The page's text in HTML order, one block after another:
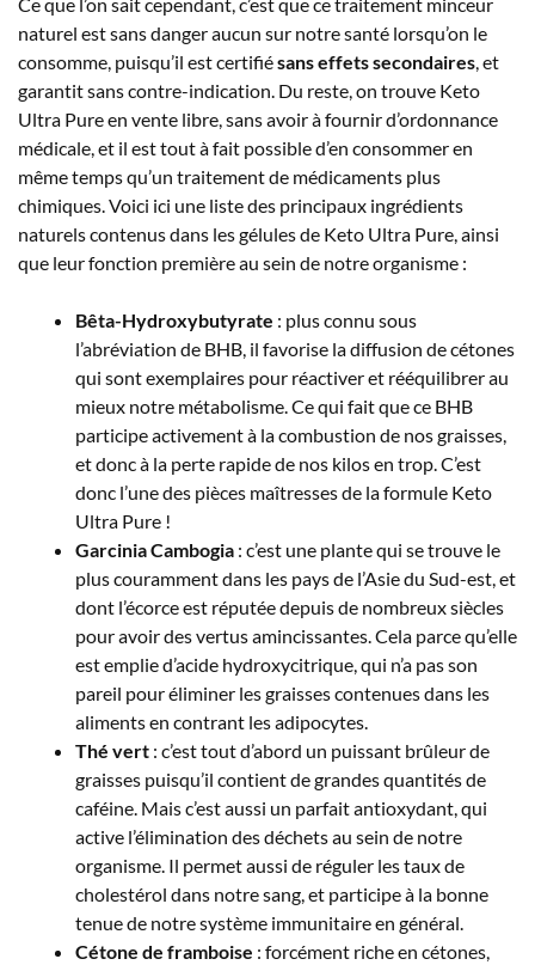
Ce que l’on sait cependant, c’est que ce traitement minceur
naturel est sans danger aucun sur notre santé lorsqu’on le
consomme, puisqu’il est certifiésans effets secondaires, et
garantit sans contre-indication. Du reste, on trouve Keto
Ultra Pure en vente libre, sans avoir à fournir d’ordonnance
médicale, et il est tout à fait possible d’en consommer en
même temps qu’un traitement de médicaments plus
chimiques. Voici ici une liste des principaux ingrédients
naturels contenus dans les gélules de Keto Ultra Pure, ainsi
que leur fonction première au sein de notre organisme :
Bêta-Hydroxybutyrate : plus connu sous
l’abréviation de BHB, il favorise la diffusion de cétones
qui sont exemplaires pour réactiver et rééquilibrer au
mieux notre métabolisme. Ce qui fait que ce BHB
participe activement à la combustion de nos graisses,
et donc à la perte rapide de nos kilos en trop. C’est
donc l’une des pièces maîtresses de la formule Keto
Ultra Pure !
Garcinia Cambogia : c’est une plante qui se trouve le
plus couramment dans les pays de l’Asie du Sud-est, et
dont l’écorce est réputée depuis de nombreux siècles
pour avoir des vertus amincissantes. Cela parce qu’elle
est emplie d’acide hydroxycitrique, qui n’a pas son
pareil pour éliminer les graisses contenues dans les
aliments en contrant les adipocytes.
Thé vert : c’est tout d’abord un puissant brûleur de
graisses puisqu’il contient de grandes quantités de
caféine. Mais c’est aussi un parfait antioxydant, qui
active l’élimination des déchets au sein de notre
organisme. Il permet aussi de réguler les taux de
cholestérol dans notre sang, et participe à la bonne
tenue de notre système immunitaire en général.
Cétone de framboise : forcément riche en cétones,